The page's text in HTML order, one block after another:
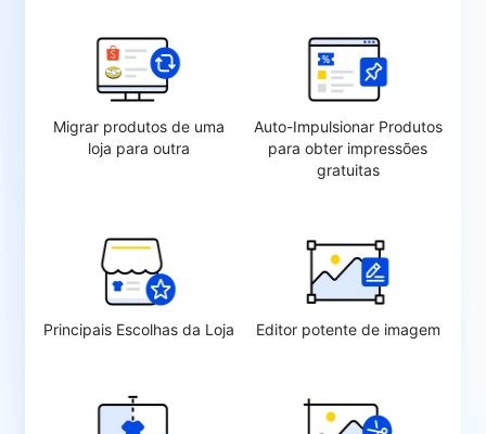
Migrar produtos de uma
loja para outra
Auto-Impulsionar Produtos
para obter impressões
gratuitas
Principais Escolhas da Loja Editor potente de imagem